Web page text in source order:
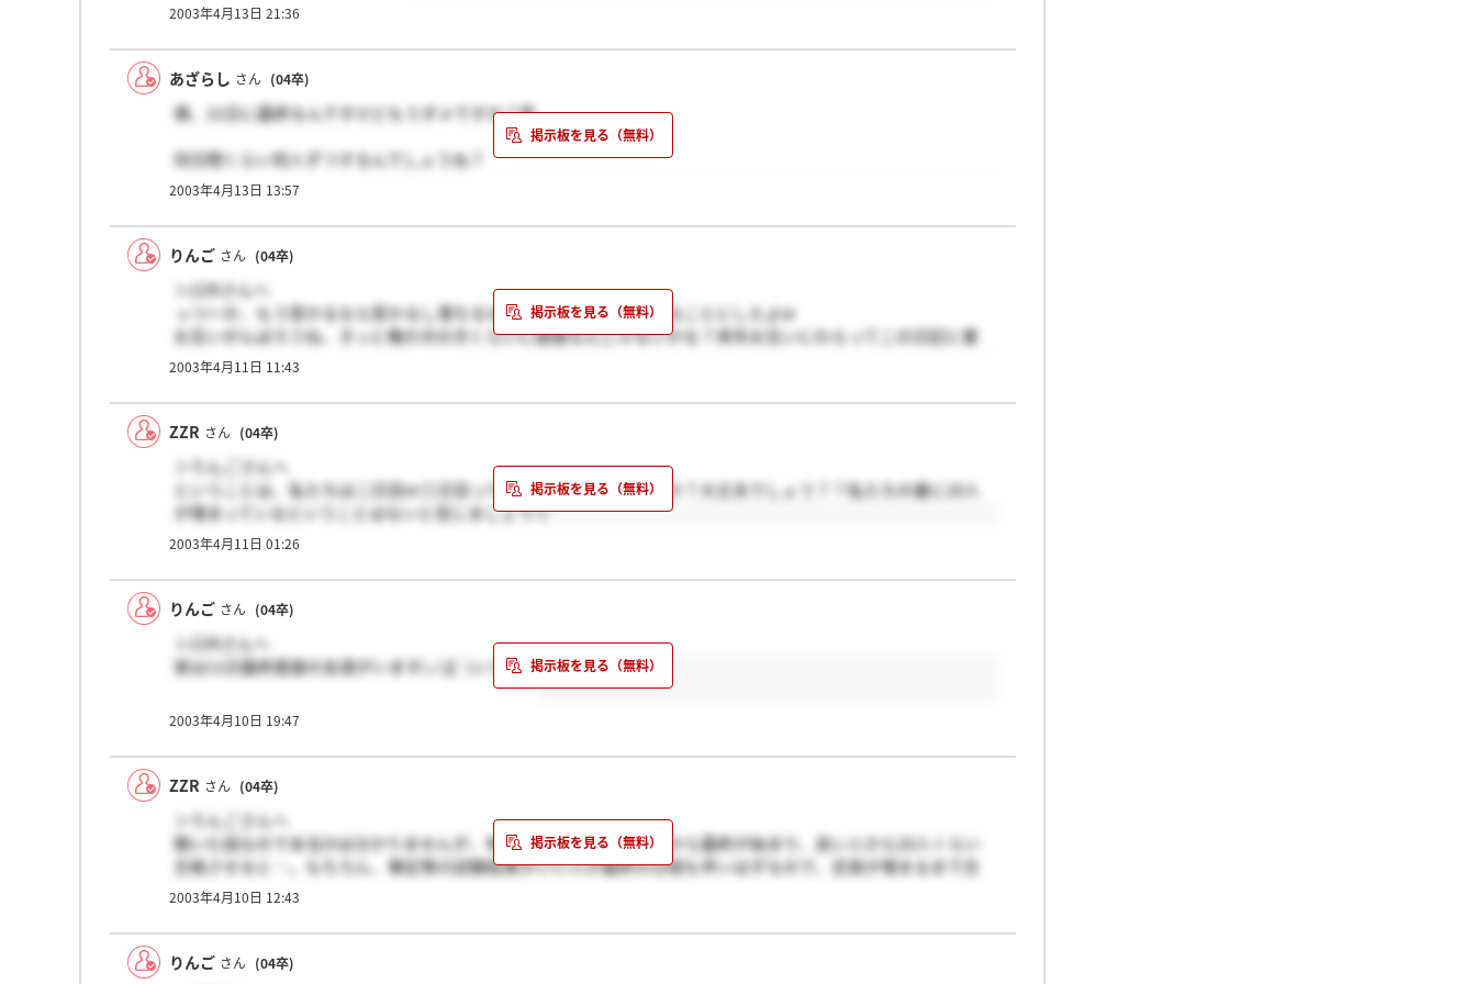
2003年4月13日 21:36
あざらし さん (04卒)
僕、21日に最終なんですけどもうダメですか？笑
何日間くらい何人ずつするんでしょうね？
僕は遅い時間なんですが…
2003年4月13日 13:57
りんご さん (04卒)
＞ZZRさんへ
っつ～か、もう受かるなら受かるし落ちるなら落ちる！！って考えることにしたよw
お互いがんばろうね、きっと俺の次の次くらいに面接なんじゃないかな？来年お互いにわらってこの日記に書
き込んだねと言えるように祈ってます。
2003年4月11日 11:43
ZZR さん (04卒)
＞りんごさんへ
ということは、私たちは二日目or三日目ってことになるのでしょうか？大丈夫でしょう？？私たちの番に20人
が埋まっているということはないと信じましょう☆
2003年4月11日 01:26
りんご さん (04卒)
＞ZZRさんへ
実は11日最終面接の友達がいます(ノД`)シクシク
2003年4月10日 19:47
ZZR さん (04卒)
＞りんごさんへ
聞いた話なので本当かは分かりませんが、参考までに。恐らく14日から最終が始まり、良い人から20人くらい
合格させると…。もちろん、筆記等の試験結果がいい人が最終の日程も早いはずなので、定員が埋まるまで合
格するとはると早い者勝ち…。友人は18日に最終面接らしいので、そこまでに20人くらい合格者が出ていたら
内定者はそんなに出てないと思います。では、頑張りましょう
2003年4月10日 12:43
りんご さん (04卒)